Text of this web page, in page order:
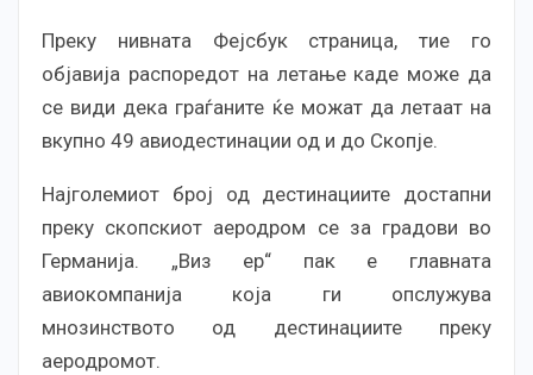
Преку нивната Фејсбук страница, тие го
објавија распоредот на летање каде може да
се види дека граѓаните ќе можат да летаат на
вкупно 49 авиодестинации од и до Скопје.
Најголемиот број од дестинациите достапни
преку скопскиот аеродром се за градови во
Германија. „Виз ер“ пак е главната
авиокомпанија која ги опслужува
мнозинството од дестинациите преку
аеродромот.